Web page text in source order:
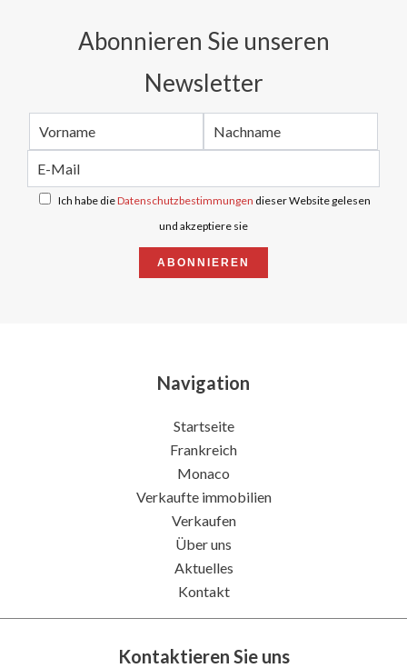
Abonnieren Sie unseren
Newsletter
Ich habe dieDatenschutzbestimmungen dieser Website gelesen
und akzeptiere sie
ABONNIEREN
Navigation
Startseite
Frankreich
Monaco
Verkaufte immobilien
Verkaufen
Über uns
Aktuelles
Kontakt
Kontaktieren Sie uns